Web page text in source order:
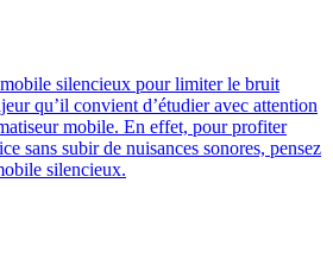
silencieux pour limiter le bruit
qu’il convient d’étudier avec attention
mobile. En effet, pour profiter
sans subir de nuisances sonores, pensez
silencieux.